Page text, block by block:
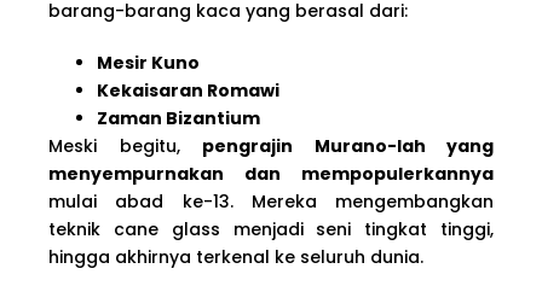
barang-barang kaca yang berasal dari:
Mesir Kuno
Kekaisaran Romawi
Zaman Bizantium
Meski begitu, pengrajin Murano-lah yang
menyempurnakan dan mempopulerkannya
mulai abad ke-13. Mereka mengembangkan
teknik cane glass menjadi seni tingkat tinggi,
hingga akhirnya terkenal ke seluruh dunia.